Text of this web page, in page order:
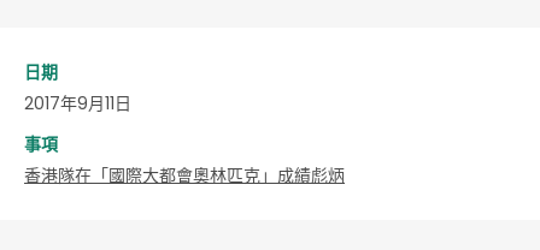
日期
2017年9月11日
事項
香港隊在「國際大都會奧林匹克」成績彪炳